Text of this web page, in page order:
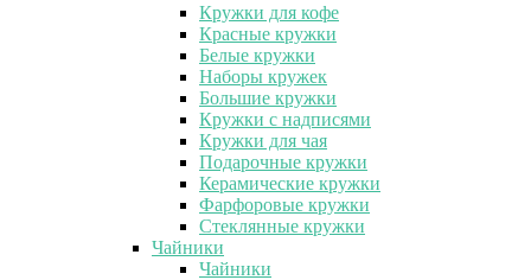
Кружки для кофе
Красные кружки
Белые кружки
Наборы кружек
Большие кружки
Кружки с надписями
Кружки для чая
Подарочные кружки
Керамические кружки
Фарфоровые кружки
Стеклянные кружки
Чайники
Чайники